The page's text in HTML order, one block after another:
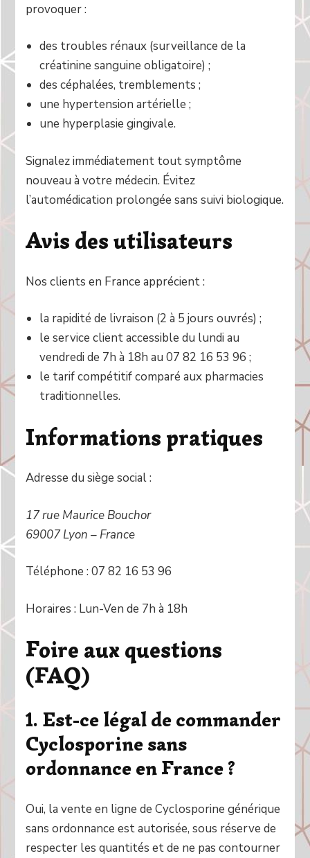
provoquer :
des troubles rénaux (surveillance de la
créatinine sanguine obligatoire) ;
des céphalées, tremblements ;
une hypertension artérielle ;
une hyperplasie gingivale.
Signalez immédiatement tout symptôme
nouveau à votre médecin. Évitez
l’automédication prolongée sans suivi biologique.
Avis des utilisateurs
Nos clients en France apprécient :
la rapidité de livraison (2 à 5 jours ouvrés) ;
le service client accessible du lundi au
vendredi de 7h à 18h au 07 82 16 53 96 ;
le tarif compétitif comparé aux pharmacies
traditionnelles.
Informations pratiques
Adresse du siège social :
17 rue Maurice Bouchor
69007 Lyon – France
Téléphone : 07 82 16 53 96
Horaires : Lun-Ven de 7h à 18h
Foire aux questions
(FAQ)
1. Est-ce légal de commander
Cyclosporine sans
ordonnance en France ?
Oui, la vente en ligne de Cyclosporine générique
sans ordonnance est autorisée, sous réserve de
respecter les quantités et de ne pas contourner